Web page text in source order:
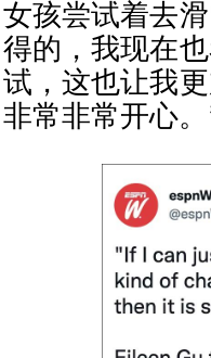
女孩尝试着去
得的，我现在
试，这也让我
非常非常开心。